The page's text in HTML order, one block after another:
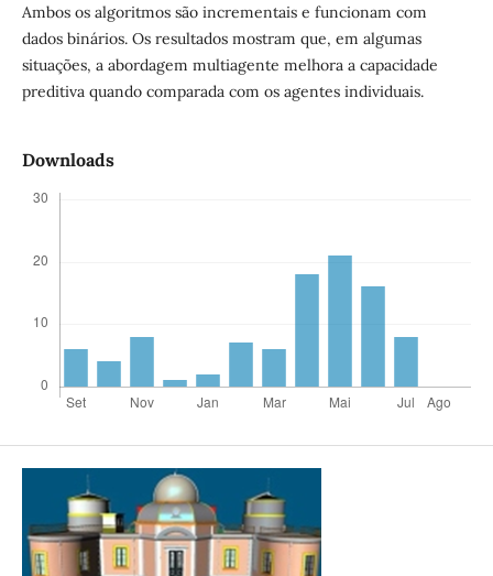
Ambos os algoritmos são incrementais e funcionam com
dados binários. Os resultados mostram que, em algumas
situações, a abordagem multiagente melhora a capacidade
preditiva quando comparada com os agentes individuais.
Downloads